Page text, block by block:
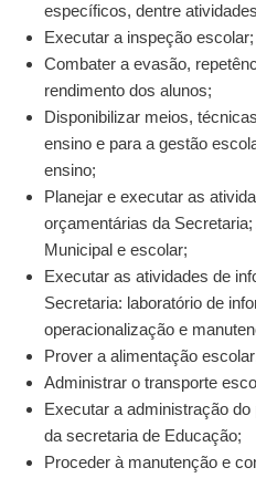
específicos, dentre
Executar a inspeção escolar;
Combater a evasão,
rendimento dos alunos;
Disponibilizar meios,
ensino e para a gestão
ensino;
Planejar e executar as
orçamentárias da
Municipal e escolar;
Executar as atividades de
Secretaria: laboratório de
operacionalização e
Prover a alimentação
Administrar o transporte
Executar a administração
da secretaria de Educação;
Proceder à manutenção e